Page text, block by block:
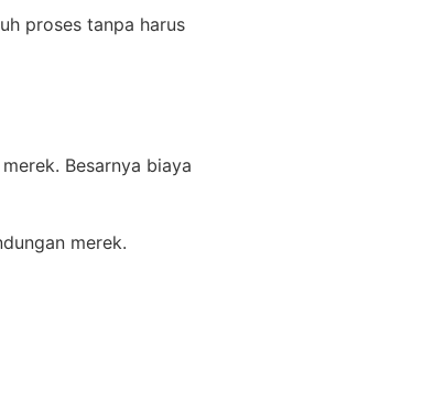
proses tanpa harus
Besarnya biaya
merek.